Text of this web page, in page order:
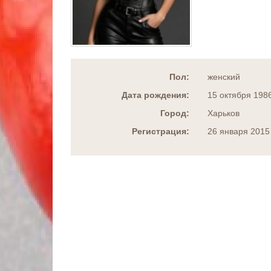
Пол:
женский
Дата рождения:
15 октября
Город:
Харьков
Регистрация:
26 января 2015